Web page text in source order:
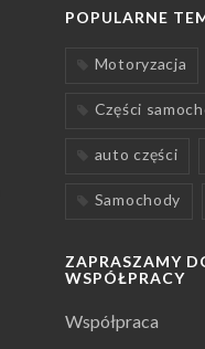
POPULARNE
Motoryzacja
Części
auto części
Samochody
ZAPRASZAMY
WSPÓŁPRACY
Współpraca